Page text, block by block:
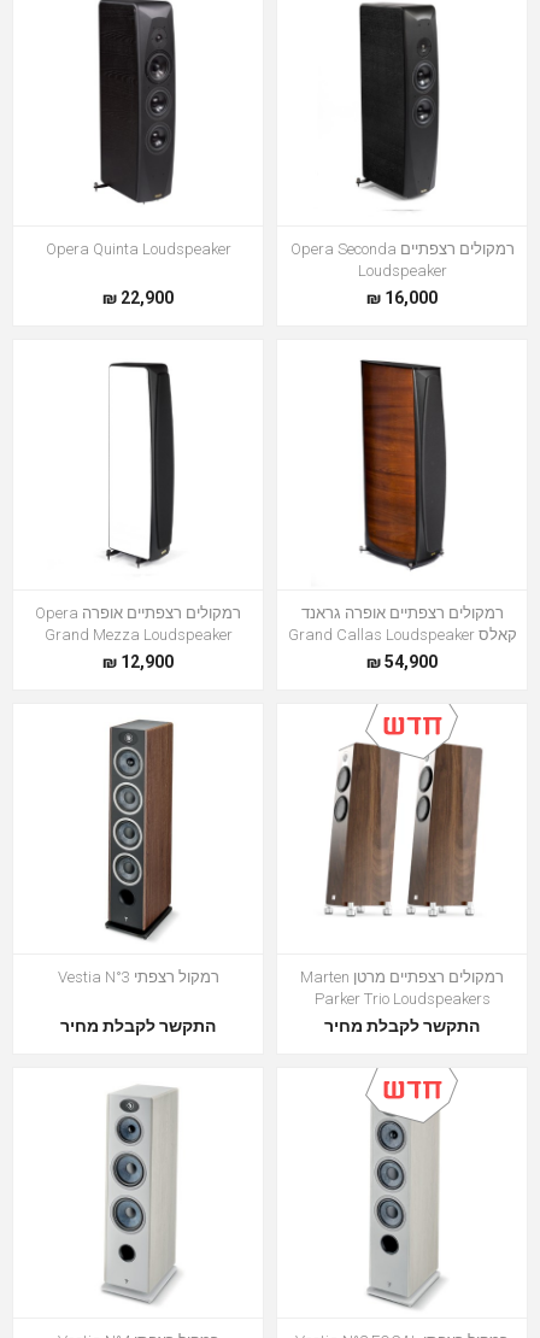
רמקולים רצפתיים Opera Seconda
Loudspeaker
16,000 ₪
Opera Quinta Loudspeaker
22,900 ₪
רמקולים רצפתיים אופרה גראנד
קאלס Grand Callas Loudspeaker
54,900 ₪
רמקולים רצפתיים אופרה Opera
Grand Mezza Loudspeaker
12,900 ₪
רמקולים רצפתיים מרטן Marten
Parker Trio Loudspeakers
התקשר לקבלת מחיר
רמקול רצפתי Vestia N°3
התקשר לקבלת מחיר